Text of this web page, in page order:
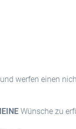
werfen einen
Wünsche zu